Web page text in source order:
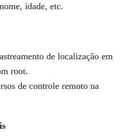
idade, etc.
de localização em
root.
de controle remoto na